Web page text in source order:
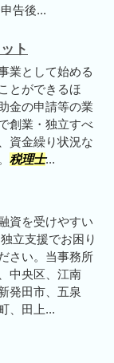
告後...
ト
業として始める
とができるほ
金の申請等の業
創業・独立すべ
資金繰り状況な
税理士...
資を受けやすい
立支援でお困り
さい。当事務所
中央区、江南
発田市、五泉
、田上...